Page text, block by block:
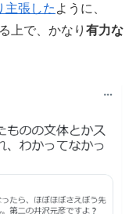
主張した ように、
上で、かなり 有力な